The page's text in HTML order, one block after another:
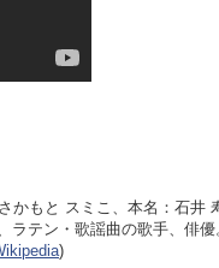
かもと スミこ、本名：石井
テン・歌謡曲の歌手、俳優
)